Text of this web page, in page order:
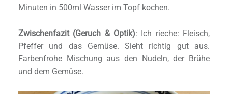
Minuten in 500ml Wasser im Topf kochen.
Zwischenfazit (Geruch & Optik): Ich rieche: Fleisch,
Pfeffer und das Gemüse. Sieht richtig gut aus.
Farbenfrohe Mischung aus den Nudeln, der Brühe
und dem Gemüse.